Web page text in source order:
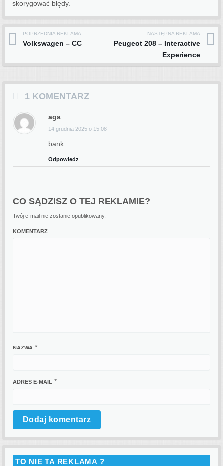
skorygować błędy.
Post navigation
POPRZEDNIA REKLAMA
Volkswagen – CC
NASTĘPNA REKLAMA
Peugeot 208 – Interactive
Experience
1 KOMENTARZ
aga
14 grudnia 2025 o 15:08
bank
Odpowiedz
CO SĄDZISZ O TEJ REKLAMIE?
Twój e-mail nie zostanie opublikowany.
KOMENTARZ
NAZWA *
ADRES E-MAIL *
TO NIE TA REKLAMA ?